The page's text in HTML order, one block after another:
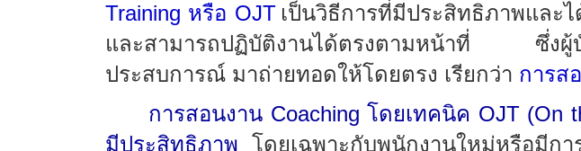
Training หรือ OJT เป็นวิธีการที่มีประสิทธิภาพและ
และสามารถปฏิบัติงานได้ตรงตามหน้าที่ ซึ่งผู้บั
ประสบการณ์ มาถ่ายทอดให้โดยตรง เรียกว่า การส
การสอนงาน Coaching โดยเทคนิค OJT (On
มีประสิทธิภาพ โดยเฉพาะกับพนักงานใหม่หรือมีก